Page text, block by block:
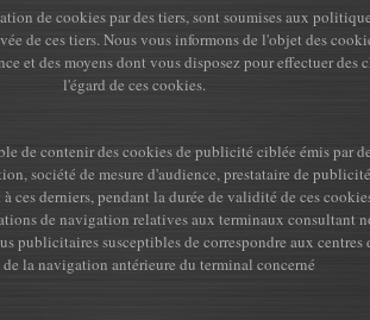
de cookies par des tiers, sont soumises aux
de ces tiers. Nous vous informons de l'objet des
et des moyens dont vous disposez pour effectuer des
l'égard de ces cookies.
de contenir des cookies de publicité ciblée émis par
société de mesure d'audience, prestataire de
ces derniers, pendant la durée de validité de ces
de navigation relatives aux terminaux consultant
publicitaires susceptibles de correspondre aux centres
la navigation antérieure du terminal concerné